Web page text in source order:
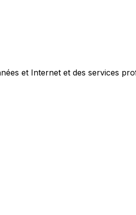
et Internet et des services